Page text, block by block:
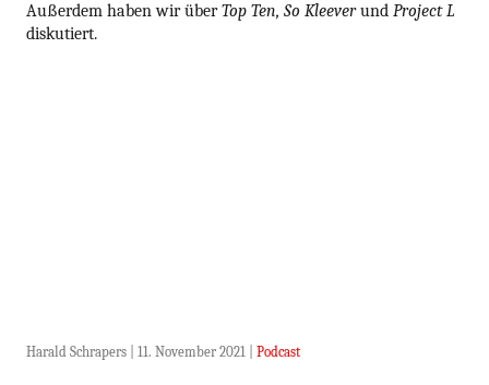
Außerdem haben wir überTop Ten, So Kleeverund Project L
diskutiert.
Harald Schrapers 11. November 2021 Podcast